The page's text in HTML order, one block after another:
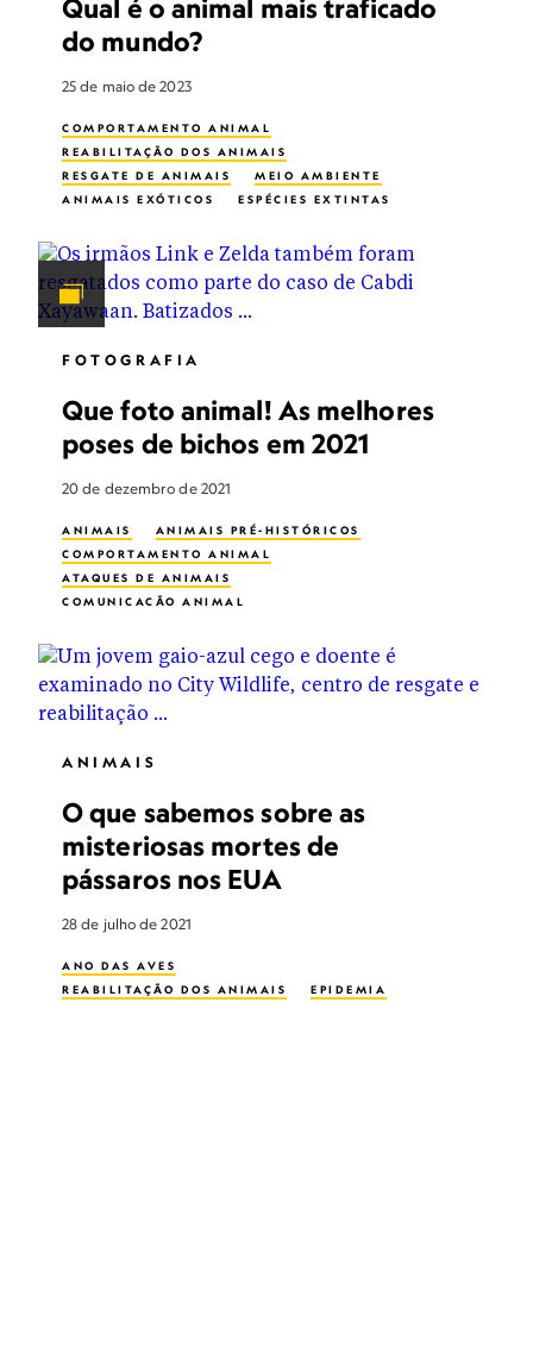
Qual é o animal mais traficado
do mundo?
25 de maio de 2023
COMPORTAMENTO ANIMAL
REABILITAÇÃO DOS ANIMAIS
RESGATE DE ANIMAIS
MEIO AMBIENTE
ANIMAIS EXÓTICOS
ESPÉCIES EXTINTAS
FOTOGRAFIA
Que foto animal! As melhores
poses de bichos em 2021
20 de dezembro de 2021
ANIMAIS
ANIMAIS PRÉ-HISTÓRICOS
COMPORTAMENTO ANIMAL
ATAQUES DE ANIMAIS
COMUNICAÇÃO ANIMAL
MIGRAÇÃO DE ANIMAIS
REABILITAÇÃO DOS ANIMAIS
REPRODUÇÃO ANIMAL
RESGATE DE ANIMAIS
ANIMAL DE ESTIMAÇÃO
ANIMAIS SELVAGENS
ANIMAL INTELLIGENCE
ANIMAIS
O que sabemos sobre as
misteriosas mortes de
pássaros nos EUA
28 de julho de 2021
ANO DAS AVES
REABILITAÇÃO DOS ANIMAIS
EPIDEMIA